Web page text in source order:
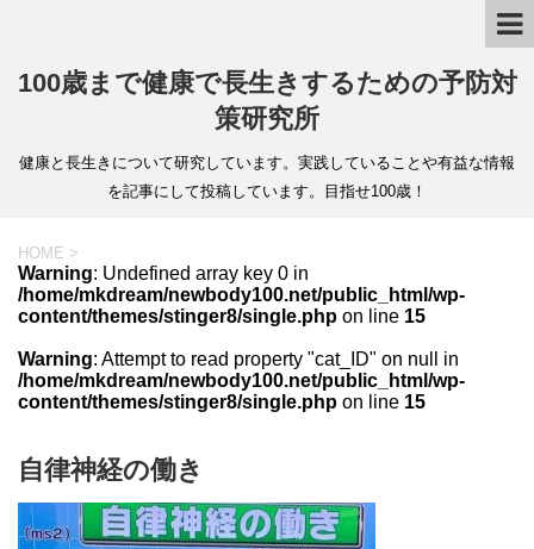
100歳まで健康で長生きするための予防対
策研究所
健康と長生きについて研究しています。実践していることや有益な情報
を記事にして投稿しています。目指せ100歳！
HOME >
Warning: Undefined array key 0 in
/home/mkdream/newbody100.net/public_html/wp-
content/themes/stinger8/single.php on line 15
Warning: Attempt to read property "cat_ID" on null in
/home/mkdream/newbody100.net/public_html/wp-
content/themes/stinger8/single.php on line 15
自律神経の働き